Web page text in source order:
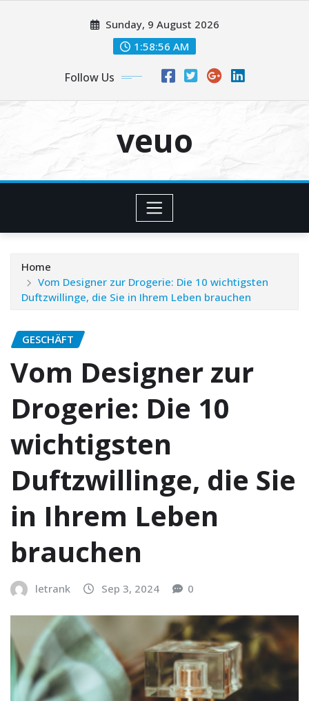
Sunday, 9 August 2026
1:58:57 AM
Follow Us
veuo
Home
Vom Designer zur Drogerie: Die 10 wichtigsten
Duftzwillinge, die Sie in Ihrem Leben brauchen
GESCHÄFT
Vom Designer zur
Drogerie: Die 10
wichtigsten
Duftzwillinge, die Sie
in Ihrem Leben
brauchen
letrank Sep 3, 2024 0